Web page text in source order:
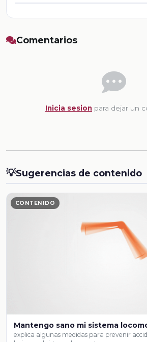
Comentarios
Inicia sesion para dejar un
💡Sugerencias de contenido
CONTENIDO
Mantengo sano mi sistema
explica algunas medidas para prevenir